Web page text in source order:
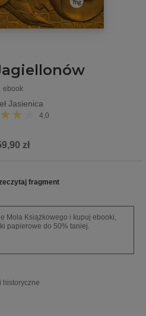
ebook
Jasienica
4,0
zł
fragment
Mola Książkowego i kupuj ebooki,
papierowe do 50% taniej.
historyczne